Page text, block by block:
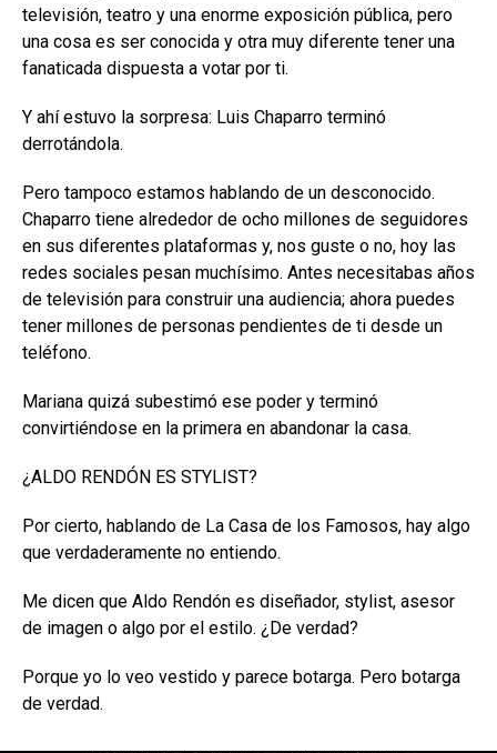
televisión, teatro y una enorme exposición pública, pero
una cosa es ser conocida y otra muy diferente tener una
fanaticada dispuesta a votar por ti.
Y ahí estuvo la sorpresa: Luis Chaparro terminó
derrotándola.
Pero tampoco estamos hablando de un desconocido.
Chaparro tiene alrededor de ocho millones de seguidores
en sus diferentes plataformas y, nos guste o no, hoy las
redes sociales pesan muchísimo. Antes necesitabas años
de televisión para construir una audiencia; ahora puedes
tener millones de personas pendientes de ti desde un
teléfono.
Mariana quizá subestimó ese poder y terminó
convirtiéndose en la primera en abandonar la casa.
¿ALDO RENDÓN ES STYLIST?
Por cierto, hablando de La Casa de los Famosos, hay algo
que verdaderamente no entiendo.
Me dicen que Aldo Rendón es diseñador, stylist, asesor
de imagen o algo por el estilo. ¿De verdad?
Porque yo lo veo vestido y parece botarga. Pero botarga
de verdad.